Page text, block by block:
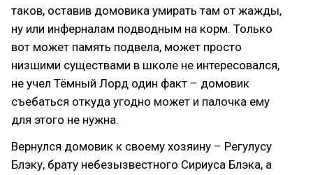
таков, оставив домовика умирать там от жажды,
ну или инферналам подводным на корм. Только
вот может память подвела, может просто
низшими существами в школе не интересовался,
не учел Тёмный Лорд один факт – домовик
съебаться откуда угодно может и палочка ему
для этого не нужна.
Вернулся домовик к своему хозяину – Регулусу
Блэку, брату небезызвестного Сириуса Блэка, а